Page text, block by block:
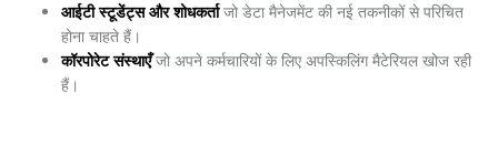
आईटी स्टूडेंट्स और शोधकर्ताजो डेटा मैनेजमेंट की नई तकनीकों से परिचित
होना चाहते हैं।
कॉरपोरेट संस्थाएँजो अपने कर्मचारियों के लिए अपस्किलिंग मैटेरियल खोज रही
हैं।